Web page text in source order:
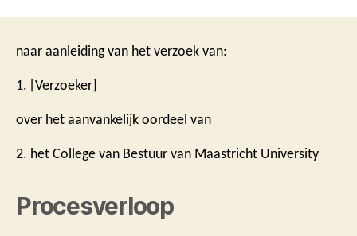
naar aanleiding van het verzoek van:
1. [Verzoeker]
over het aanvankelijk oordeel van
2. het College van Bestuur van Maastricht University
Procesverloop